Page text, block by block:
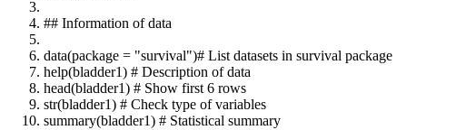
## Information of data
data(package = "survival")# List datasets in survival package
help(bladder1) # Description of data
head(bladder1) # Show first 6 rows
str(bladder1) # Check type of variables
summary(bladder1) # Statistical summary